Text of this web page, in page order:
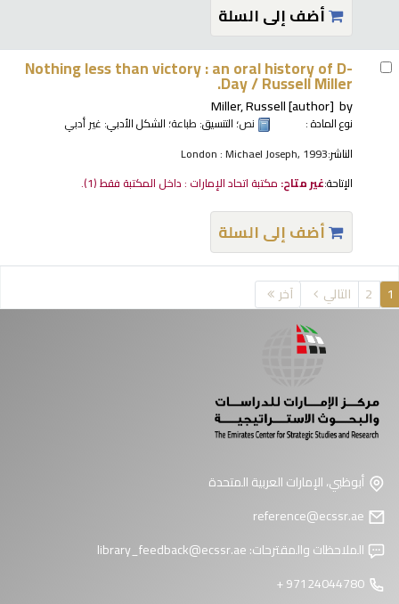
أضف إلى السلة
Nothing less than victory : an oral history of D-
Day /Russell Miller.
by
Miller, Russell[author]
نوع المادة : نص؛ التنسيق: طباعة؛ الشكل الأدبي: غير أدبي
الناشر:London : Michael Joseph, 1993
الإتاحة:غير متاح: مكتبة اتحاد الإمارات : داخل المكتبة فقط(1).
أضف إلى السلة
1
2 التالي آخر
أبوظبي، الإمارات العربية المتحدة
الملاحظات والمقترحات:library_feedback@ecssr.ae